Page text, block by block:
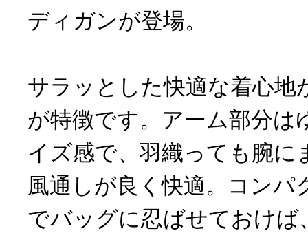
ディガンが登場。
サラッとした快適な着心地
が特徴です。アーム部分は
イズ感で、羽織っても腕に
風通しが良く快適。コンパ
でバッグに忍ばせておけ